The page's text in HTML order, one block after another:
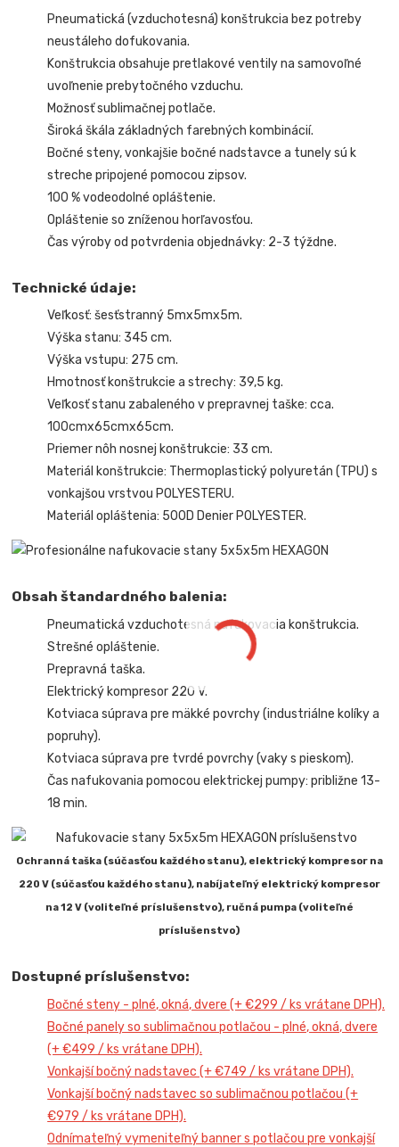
Pneumatická (vzduchotesná) konštrukcia bez potreby
neustáleho dofukovania.
Konštrukcia obsahuje pretlakové ventily na samovoľné
uvoľnenie prebytočného vzduchu.
Možnosť sublimačnej potlače.
Široká škála základných farebných kombinácií.
Bočné steny, vonkajšie bočné nadstavce a tunely sú k
streche pripojené pomocou zipsov.
100 % vodeodolné opláštenie.
Opláštenie so zníženou horľavosťou.
Čas výroby od potvrdenia objednávky: 2-3 týždne.
Technické údaje:
Veľkosť: šesťstranný 5mx5mx5m.
Výška stanu: 345 cm.
Výška vstupu: 275 cm.
Hmotnosť konštrukcie a strechy: 39,5 kg.
Veľkosť stanu zabaleného v prepravnej taške: cca.
100cmx65cmx65cm.
Priemer nôh nosnej konštrukcie: 33 cm.
Materiál konštrukcie: Thermoplastický polyuretán (TPU) s
vonkajšou vrstvou POLYESTERU.
Materiál opláštenia: 500D Denier POLYESTER.
Obsah štandardného balenia:
Pneumatická vzduchotesná nafukovacia konštrukcia.
Strešné opláštenie.
Prepravná taška.
Elektrický kompresor 220 V.
Kotviaca súprava pre mäkké povrchy (industriálne kolíky a
popruhy).
Kotviaca súprava pre tvrdé povrchy (vaky s pieskom).
Čas nafukovania pomocou elektrickej pumpy: približne 13-
18 min.
Ochranná taška (súčasťou každého stanu), elektrický kompresor na
220 V (súčasťou každého stanu), nabíjateľný elektrický kompresor
na 12 V (voliteľné príslušenstvo), ručná pumpa (voliteľné
príslušenstvo)
Dostupné príslušenstvo:
Bočné steny - plné, okná, dvere (+ €299 / ks vrátane DPH).
Bočné panely so sublimačnou potlačou - plné, okná, dvere
(+ €499 / ks vrátane DPH).
Vonkajší bočný nadstavec (+ €749 / ks vrátane DPH).
Vonkajší bočný nadstavec so sublimačnou potlačou (+
€979 / ks vrátane DPH).
Odnímateľný vymeniteľný banner s potlačou pre vonkajší